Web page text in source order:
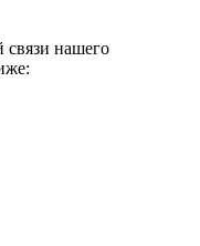
связи нашего